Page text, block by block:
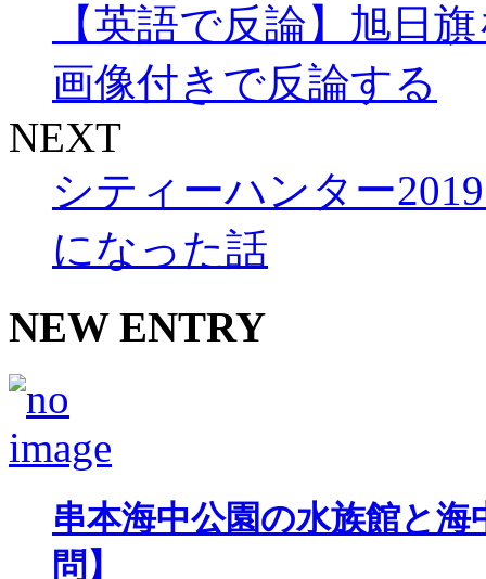
【英語で反論】旭日
画像付きで反論する
NEXT
シティーハンター
になった話
NEW ENTRY
串本海中公園の水族館と
問】